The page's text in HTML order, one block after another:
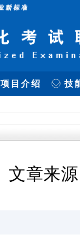
项目介绍 技
文章来